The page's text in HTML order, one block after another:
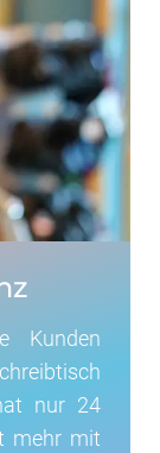
Kunden
nur 24
mehr mit